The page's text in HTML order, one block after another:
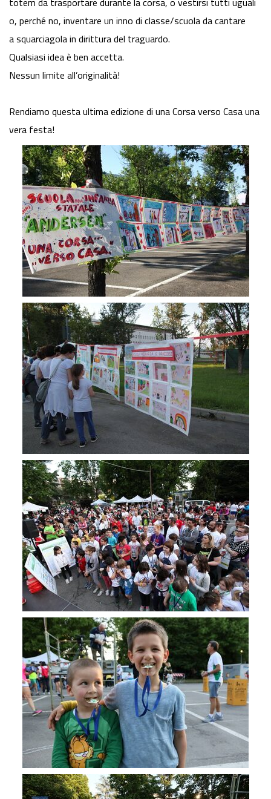
o, perché no, inventare un inno di classe/scuola da cantare
a squarciagola in dirittura del traguardo.
Qualsiasi idea è ben accetta.
Nessun limite all’originalità!
Rendiamo questa ultima edizione di una Corsa verso Casa una
vera festa!